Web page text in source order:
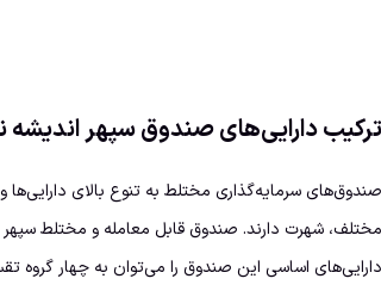
ترکیب دارایی‌های صندوق سپهر اندیشه
صندوق‌های سرمایه‌گذاری مختلط به تنوع بالای
مختلف، شهرت دارند. صندوق قابل معامله و مختلط سپهر